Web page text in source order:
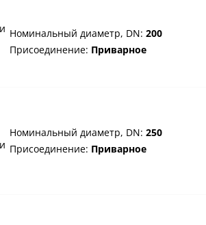
Номинальный диаметр, DN: 200
Присоединение: Приварное
Номинальный диаметр, DN: 250
Присоединение: Приварное